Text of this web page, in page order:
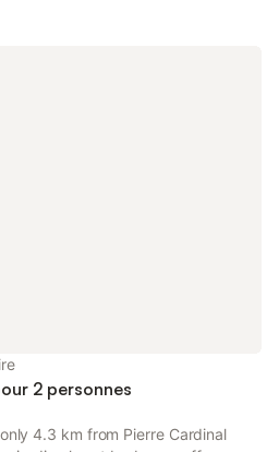
2 personnes
4.3 km from Pierre Cardinal